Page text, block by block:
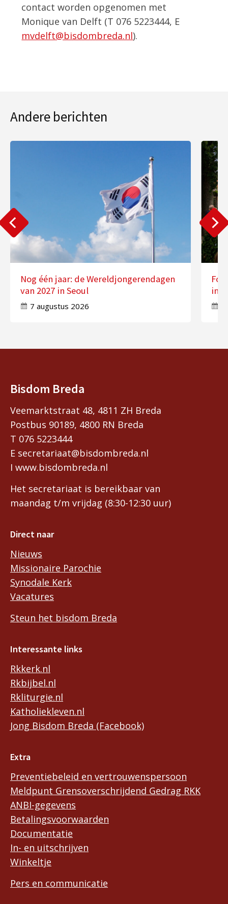
contact worden opgenomen met
Monique van Delft (T 076 5223444, E
mvdelft@bisdombreda.nl).
Andere berichten
Nog één jaar: de Wereldjongerendagen
van 2027 in Seoul
7 augustus 2026
in
Bisdom Breda
Veemarktstraat 48, 4811 ZH Breda
Postbus 90189, 4800 RN Breda
T 076 5223444
E secretariaat@bisdombreda.nl
I www.bisdombreda.nl
Het secretariaat is bereikbaar van
maandag t/m vrijdag (8:30-12:30 uur)
Direct naar
Nieuws
Missionaire Parochie
Synodale Kerk
Vacatures
Steun het bisdom Breda
Interessante links
Rkkerk.nl
Rkbijbel.nl
Rkliturgie.nl
Katholiekleven.nl
Jong Bisdom Breda (Facebook)
Extra
Preventiebeleid en vertrouwenspersoon
Meldpunt Grensoverschrijdend Gedrag RKK
ANBI-gegevens
Betalingsvoorwaarden
Documentatie
In- en uitschrijven
Winkeltje
Pers en communicatie